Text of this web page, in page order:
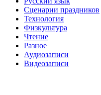
Сценарии праздников
Технология
Физкультура
Чтение
Разное
Аудиозаписи
Видеозаписи